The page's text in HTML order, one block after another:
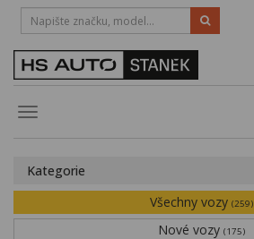
Toggle
HOTLINE:
STRAKONICE-383 335 366
Obytné vozy
Kategorie
Všechny vozy (259)
Nové vozy (175)